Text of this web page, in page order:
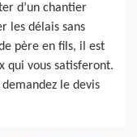
d’un chantier
les délais sans
père en fils, il est
qui vous satisferont.
le devis